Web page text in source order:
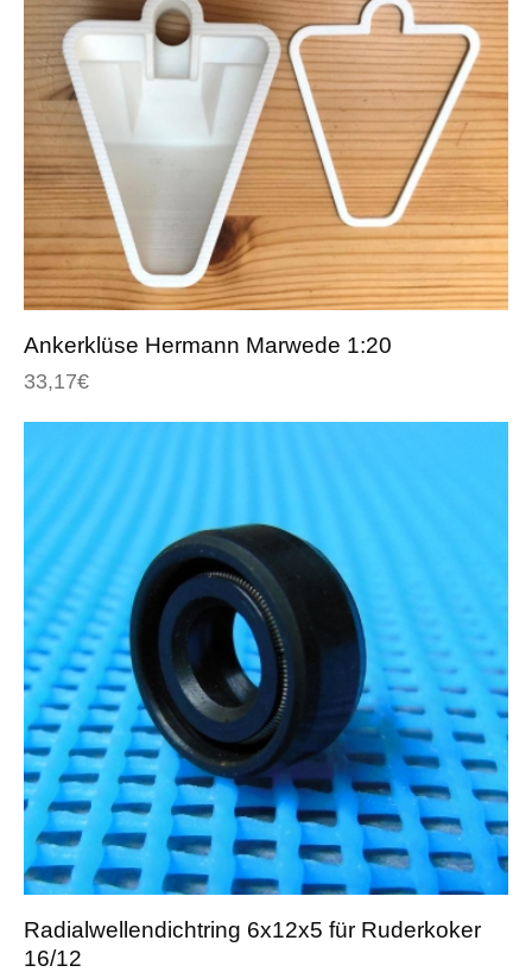
Ankerklüse Hermann Marwede 1:20
33,17€
Radialwellendichtring 6x12x5 für Ruderkoker
16/12